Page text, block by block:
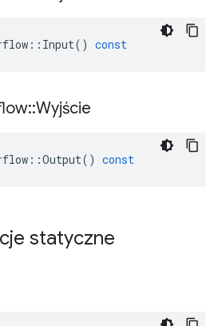
:: Input() const
::Wyjście
::Output() const
statyczne